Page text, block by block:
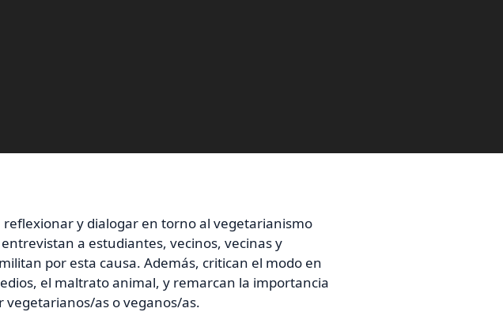
reflexionar y dialogar en torno al vegetarianismo
a estudiantes, vecinos, vecinas y
por esta causa. Además, critican el modo en
el maltrato animal, y remarcan la importancia
as o veganos/as.